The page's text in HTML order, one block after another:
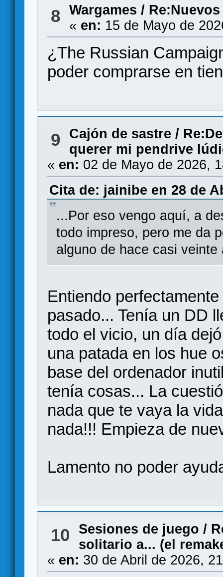
8 Wargames /
« en: 15 de Mayo de
¿The Russian
poder comprarse en
9 Cajón de sastre /
querer mi pendrive
« en: 02 de Mayo de 2026,
Cita de: jainibe en 28 de
...Por eso vengo aquí, a
todo impreso, pero me da
alguno de hace casi veinte
Entiendo
pasado... Tenía un DD
todo el vicio, un día
una patada en los hue
base del ordenador
tenía cosas... La
nada que te vaya la
nada!!! Empieza de
Lamento no poder
10 Sesiones de juego /
solitario a... (el
« en: 30 de Abril de 2026,